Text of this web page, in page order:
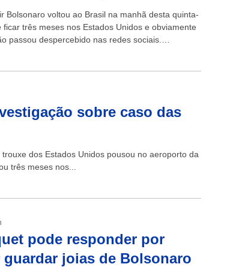
Bolsonaro voltou ao Brasil na manhã desta quinta-
três meses nos Estados Unidos e obviamente
passou despercebido nas redes sociais.
sobre caso das
dos Estados Unidos pousou no aeroporto da
três meses nos...
pode responder por
joias de Bolsonaro